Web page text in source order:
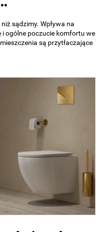
sądzimy. Wpływa na
ogólne poczucie komfortu we
są przytłaczające